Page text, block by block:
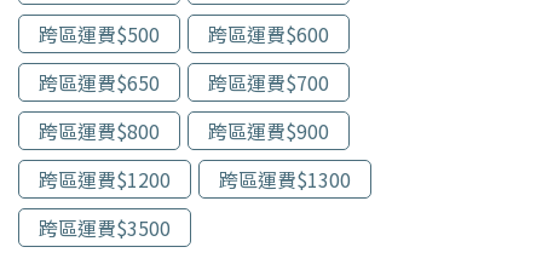
跨區運費$500
跨區運費$600
跨區運費$650
跨區運費$700
跨區運費$800
跨區運費$900
跨區運費$1200
跨區運費$1300
跨區運費$3500